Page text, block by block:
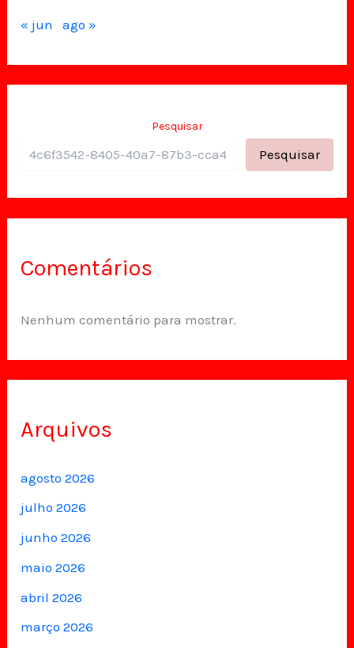
« jun ago »
Pesquisar
Pesquisar
Comentários
Nenhum comentário para mostrar.
Arquivos
agosto 2026
julho 2026
junho 2026
maio 2026
abril 2026
março 2026